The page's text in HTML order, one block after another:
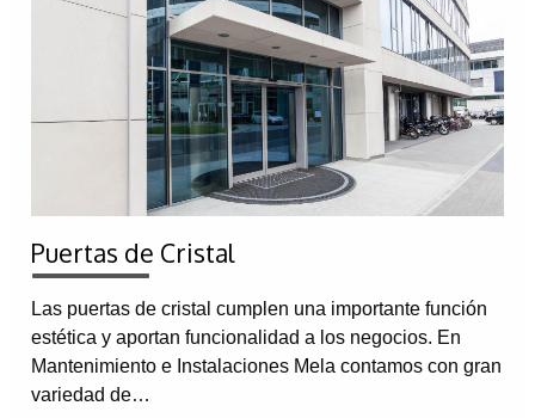
Puertas de Cristal
Las puertas de cristal cumplen una importante función
estética y aportan funcionalidad a los negocios. En
Mantenimiento e Instalaciones Mela contamos con gran
variedad de…